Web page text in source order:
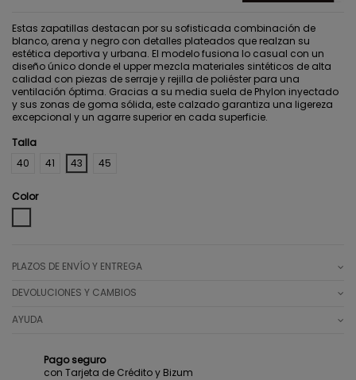
Estas zapatillas destacan por su sofisticada combinación de
blanco, arena y negro con detalles plateados que realzan su
estética deportiva y urbana. El modelo fusiona lo casual con un
diseño único donde el upper mezcla materiales sintéticos de alta
calidad con piezas de serraje y rejilla de poliéster para una
ventilación óptima. Gracias a su media suela de Phylon inyectado
y sus zonas de goma sólida, este calzado garantiza una ligereza
excepcional y un agarre superior en cada superficie.
Talla
40
41 43 45
Color
PLAZOS DE ENVÍO Y ENTREGA
DEVOLUCIONES Y CAMBIOS
AYUDA
Pago seguro
con Tarjeta de Crédito y Bizum